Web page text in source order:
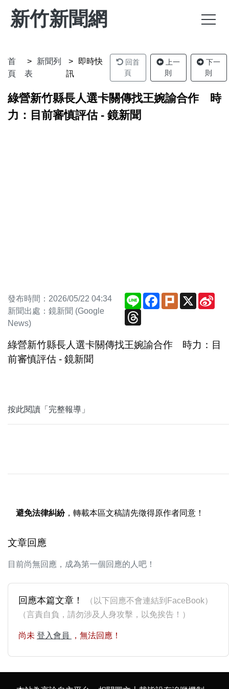
新竹新聞網
首
頁
新聞列
表
即時快
訊
回首
頁
上一
則
下一
則
綠營新竹縣長人選卡關傳找王婉諭合作 時
力：目前審慎評估 - 鏡新聞
發布時間：2026/05/22 04:34
新聞出處：鏡新聞 (Google
News)
Line Facebook
Plurk X
綠營新竹縣長人選卡關傳找王婉諭合作 時力：目
前審慎評估 - 鏡新聞
按此閱讀「完整報導」
避免法律糾紛，轉載本區文稿請先徵得原作者同意！
文章回應
目前尚無回應，成為第一個回應的人吧！
回應本篇文章！
（以下回應不會連結到FaceBook）
（言責自負，請勿涉及人身攻擊，以免挨告！）
尚未 登入會員 ，無法回應！